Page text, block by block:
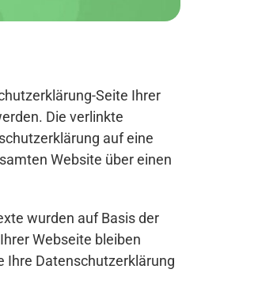
Seite Ihrer
Die verlinkte
auf eine
Website über einen
wurden auf Basis der
Webseite bleiben
Ihre Datenschutzerklärung